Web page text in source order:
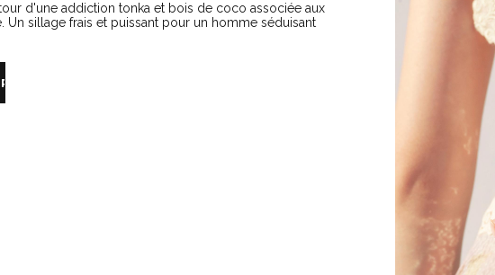
d'une addiction tonka et bois de coco associée aux
Un sillage frais et puissant pour un homme séduisant
P/BP_73015490?SEARCH=OLYMP%E9A%20LEGEND">JE LE VEUX